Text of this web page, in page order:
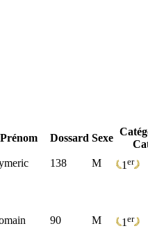
Dossard Sexe
138 M 1 er
90 M 1 er